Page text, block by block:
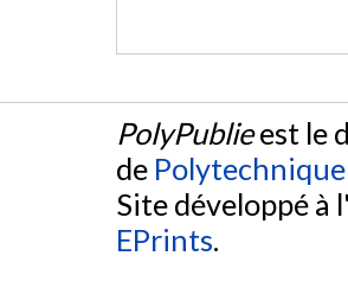
PolyPublieest le
de
Site développé à
EPrints.